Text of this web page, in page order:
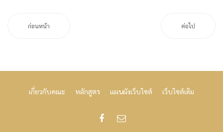
ก่อนหน้า ต่อไป
เกี่ยวกับคณะ หลักสูตร แผนผังเว็บไซต์ เว็บไซต์เดิม